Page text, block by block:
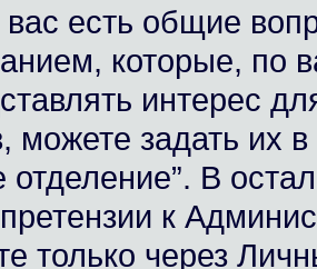
есть общие
которые, по
интерес
можете задать их
В
к
только через